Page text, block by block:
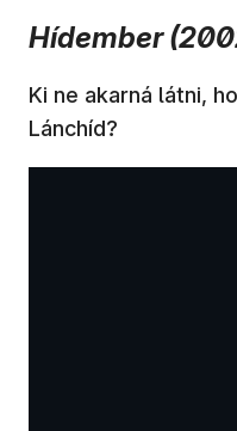
Hídember
Ki ne akarná látni,
Lánchíd?